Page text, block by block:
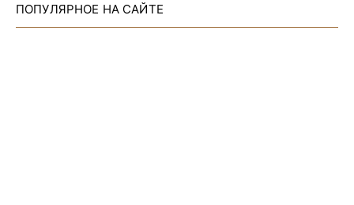
ПОПУЛЯРНОЕ НА САЙТЕ